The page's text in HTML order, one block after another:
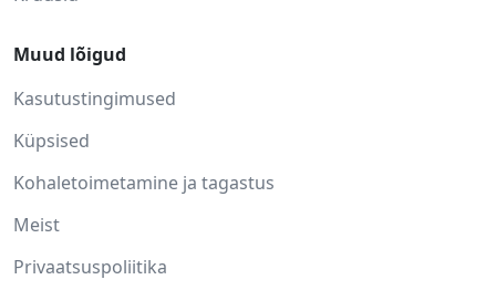
Muud lõigud
Kasutustingimused
Küpsised
Kohaletoimetamine ja tagastus
Meist
Privaatsuspoliitika